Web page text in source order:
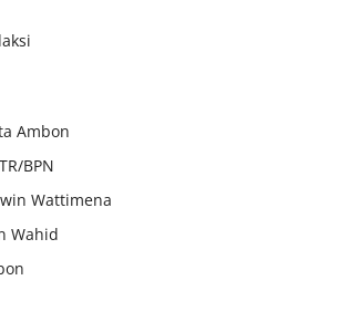
Ambon
BPN
Wattimena
Wahid